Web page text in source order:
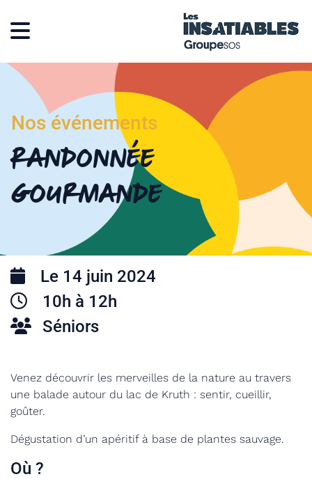
Nos événements
Randonnée
gourmande
Le 14 juin 2024
10h à 12h
Séniors
Venez découvrir les merveilles de la nature au travers
une balade autour du lac de Kruth : sentir, cueillir,
goûter.
Dégustation d’un apéritif à base de plantes sauvage.
Où ?